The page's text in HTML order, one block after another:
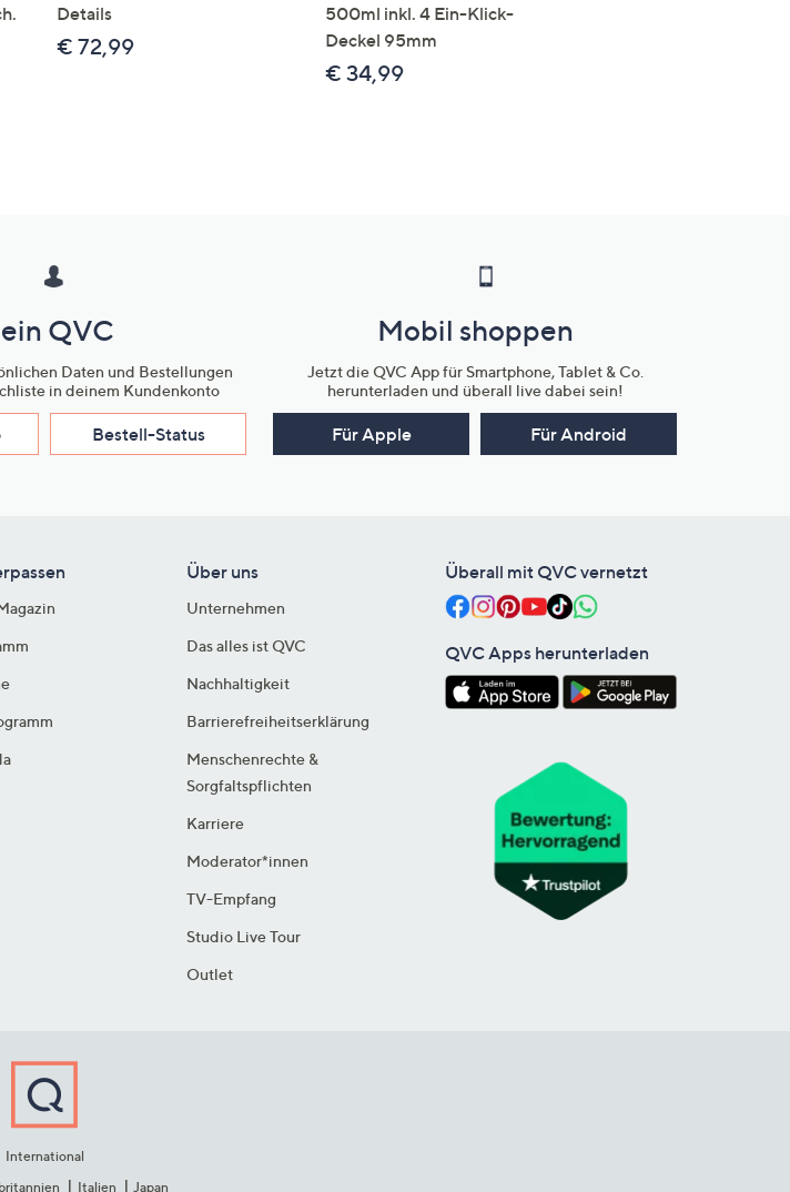
Details
€ 72,99
500ml inkl. 4 Ein-Klick-
Deckel 95mm
€ 34,99
QVC
Daten und Bestellungen
in deinem Kundenkonto
Bestell-Status
Mobil shoppen
Jetzt die QVC App für Smartphone, Tablet & Co.
herunterladen und überall live dabei sein!
Für Apple Für Android
Über uns
Unternehmen
Das alles ist QVC
Nachhaltigkeit
Barrierefreiheitserklärung
Menschenrechte &
Sorgfaltspflichten
Karriere
Moderator*innen
TV-Empfang
Studio Live Tour
Outlet
Überall mit QVC vernetzt
QVC Apps herunterladen
International
Italien Japan